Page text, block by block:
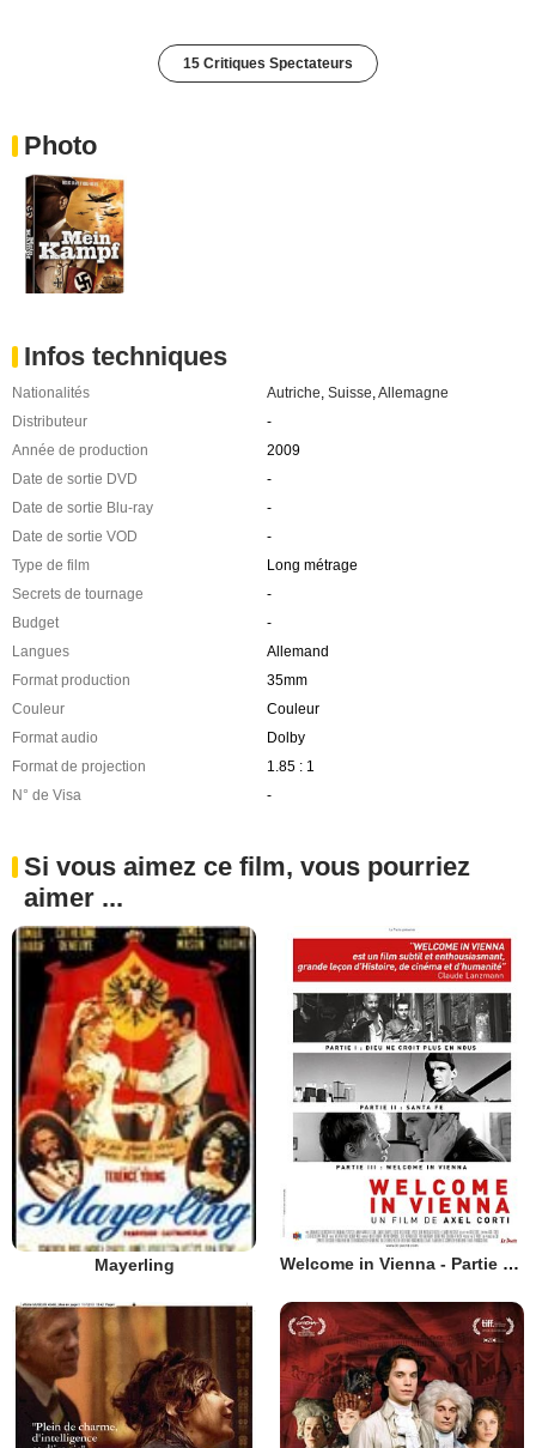
15 Critiques Spectateurs
Photo
Infos techniques
Nationalités Autriche Suisse Allemagne
Distributeur
-
Année de production
2009
Date de sortie DVD
-
Date de sortie Blu-ray
-
Date de sortie VOD
-
Type de film
Long métrage
Secrets de tournage
-
Budget
-
Langues
Allemand
Format production
35mm
Couleur
Couleur
Format audio
Dolby
Format de projection
1.85 : 1
N° de Visa
-
Si vous aimez ce film, vous pourriez
aimer ...
Mayerling Welcome in Vienna - Partie 3 : Welcome in Vienna